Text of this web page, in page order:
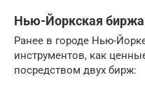
Нью-Йоркская биржа
Ранее в городе Нью-
инструментов, как
посредством двух бирж: